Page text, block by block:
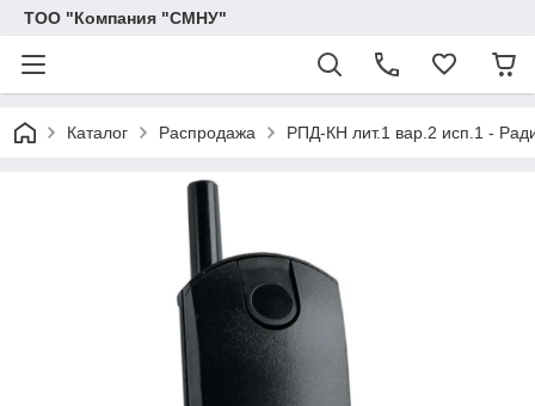
ТОО "Компания "СМНУ"
Каталог Распродажа РПД-КН лит.1 вар.2 исп.1 -